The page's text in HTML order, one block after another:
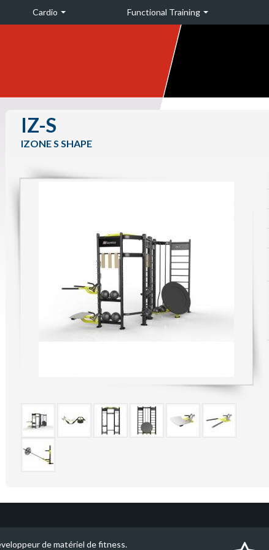
Cardio Functional Training
IZ-S
IZONE S SHAPE
de matériel de fitness.